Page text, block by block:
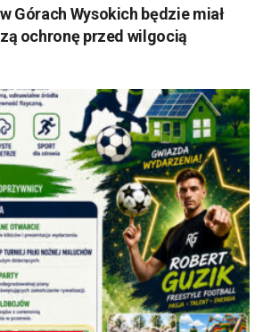
Górach Wysokich będzie miał
ochronę przed wilgocią